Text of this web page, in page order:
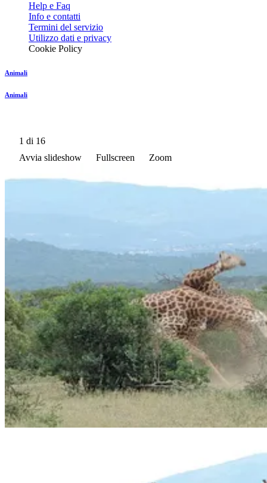
Help e Faq
Info e contatti
Termini del servizio
Utilizzo dati e privacy
Cookie Policy
Animali
Animali
1 di 16
Avvia slideshow
Fullscreen Zoom